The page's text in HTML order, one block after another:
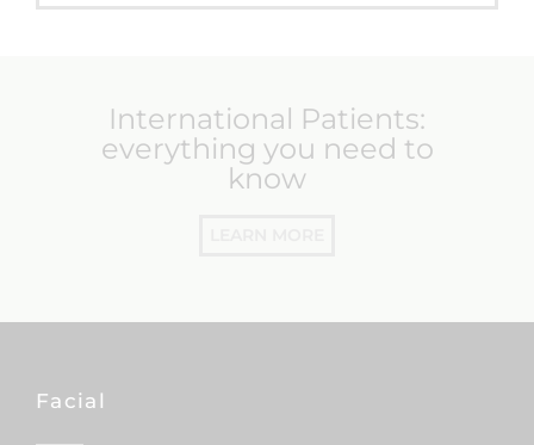
International Patients:
everything you need to
know
Facial